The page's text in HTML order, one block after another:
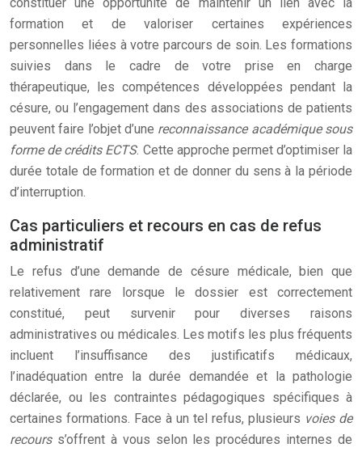
formation et de valoriser certaines expériences
personnelles liées à votre parcours de soin. Les formations
suivies dans le cadre de votre prise en charge
thérapeutique, les compétences développées pendant la
césure, ou l’engagement dans des associations de patients
peuvent faire l’objet d’une reconnaissance académique sous
forme de crédits ECTS. Cette approche permet d’optimiser la
durée totale de formation et de donner du sens à la période
d’interruption.
Cas particuliers et recours en cas de refus
administratif
Le refus d’une demande de césure médicale, bien que
relativement rare lorsque le dossier est correctement
constitué, peut survenir pour diverses raisons
administratives ou médicales. Les motifs les plus fréquents
incluent l’insuffisance des justificatifs médicaux,
l’inadéquation entre la durée demandée et la pathologie
déclarée, ou les contraintes pédagogiques spécifiques à
certaines formations. Face à un tel refus, plusieurs voies de
recourss’offrent à vous selon les procédures internes de